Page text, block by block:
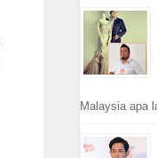
Malaysia apa